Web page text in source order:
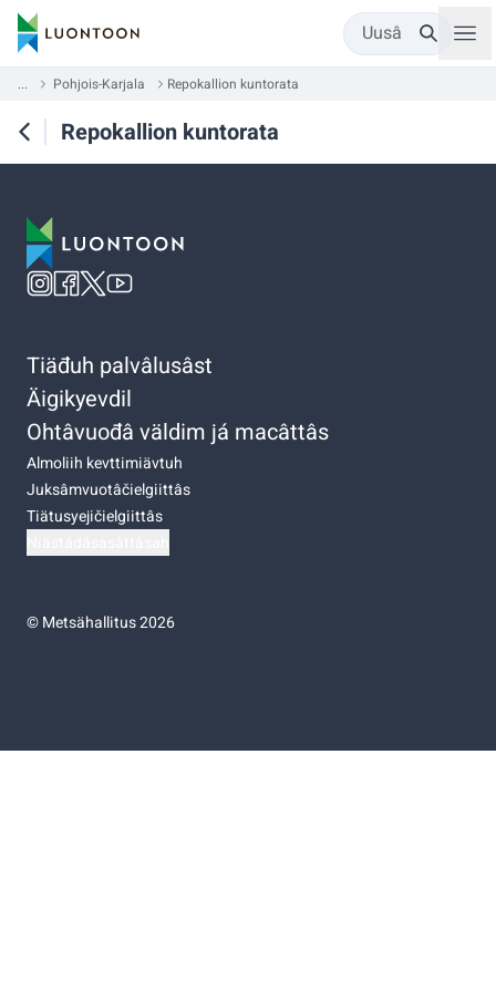
Uusâ
... Pohjois-Karjala Repokallion kuntorata
Repokallion kuntorata
Tiäđuh palvâlusâst
Äigikyevdil
Ohtâvuođâ väldim já macâttâs
Almoliih kevttimiävtuh
Juksâmvuotâčielgiittâs
Tiätusyejičielgiittâs
©Metsähallitus 2026